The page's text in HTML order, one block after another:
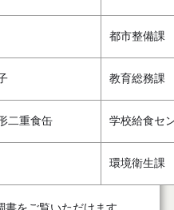
都市整備課
教育総務課
二重食缶 学校給食セ
環境衛生課